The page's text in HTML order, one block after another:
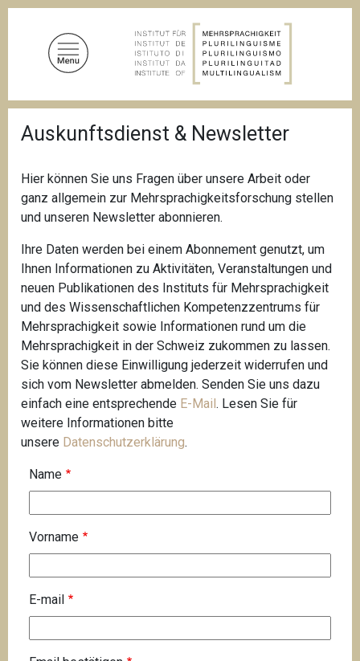
D
f
a
n
a
v
i
a
i
o
n
Auskunftsdienst & Newsletter
Hier können Sie uns Fragen über unsere Arbeit oder
ganz allgemein zur Mehrsprachigkeitsforschung stellen
und unseren Newsletter abonnieren.
Ihre Daten werden bei einem Abonnement genutzt, um
Ihnen Informationen zu Aktivitäten, Veranstaltungen und
neuen Publikationen des Instituts für Mehrsprachigkeit
und des Wissenschaftlichen Kompetenzzentrums für
Mehrsprachigkeit sowie Informationen rund um die
Mehrsprachigkeit in der Schweiz zukommen zu lassen.
Sie können diese Einwilligung jederzeit widerrufen und
sich vom Newsletter abmelden. Senden Sie uns dazu
einfach eine entsprechende E-Mail . Lesen Sie für
weitere Informationen bitte
unsere Datenschutzerklärung.
Name
Vorname
E
-
m
a
E-mail